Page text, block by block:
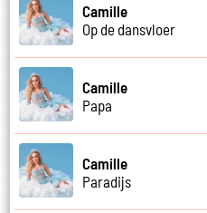
Camille
Op de dansvloer
Camille
Papa
Camille
Paradijs